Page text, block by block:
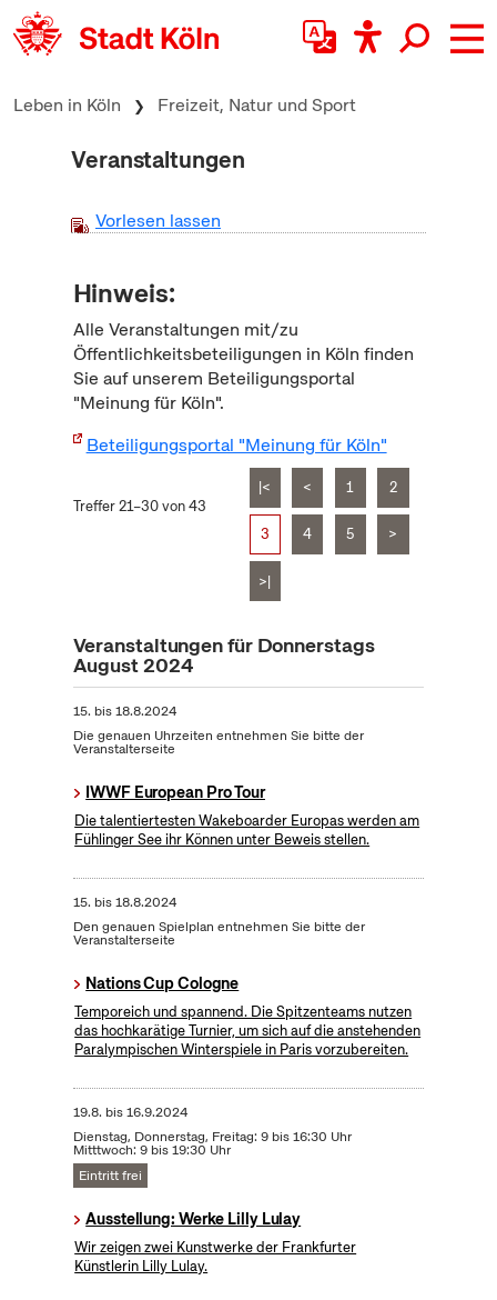
zum Inhalt springen
Leben in Köln Freizeit, Natur und Sport
Veranstaltungen
Vorlesen lassen
Hinweis:
Alle Veranstaltungen mit/zu
Öffentlichkeitsbeteiligungen in Köln finden
Sie auf unserem Beteiligungsportal
"Meinung für Köln".
Beteiligungsportal "Meinung für Köln"
Treffer 21–30 von 43
|< < 1 2
3 4 5 >
>|
Veranstaltungen für Donnerstags
August 2024
15. bis18.8.2024
Die genauen Uhrzeiten entnehmen Sie bitte der
Veranstalterseite
IWWF European Pro Tour
Die talentiertesten Wakeboarder Europas werden am
Fühlinger See ihr Können unter Beweis stellen.
15. bis18.8.2024
Den genauen Spielplan entnehmen Sie bitte der
Veranstalterseite
Nations Cup Cologne
Temporeich und spannend. Die Spitzenteams nutzen
das hochkarätige Turnier, um sich auf die anstehenden
Paralympischen Winterspiele in Paris vorzubereiten.
19.8. bis16.9.2024
Dienstag, Donnerstag, Freitag: 9 bis 16:30 Uhr
Mitttwoch: 9 bis 19:30 Uhr
Eintritt frei
Ausstellung: Werke Lilly Lulay
Wir zeigen zwei Kunstwerke der Frankfurter
Künstlerin Lilly Lulay.